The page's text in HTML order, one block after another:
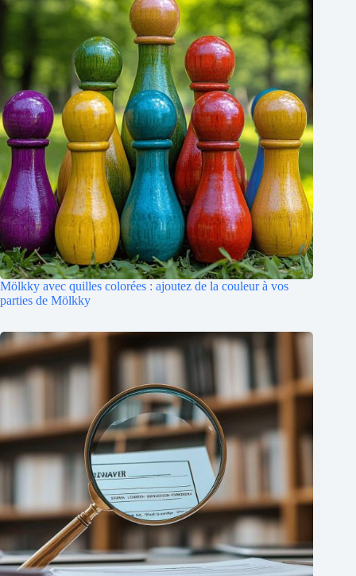
Mölkky avec quilles colorées : ajoutez de la couleur à vos
parties de Mölkky